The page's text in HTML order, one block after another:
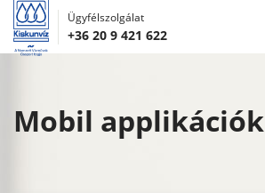
Ügyfélszolgálat
+36 20 9 421 622
Mobil applikációk